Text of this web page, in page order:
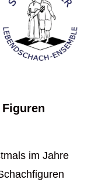
im Jahre